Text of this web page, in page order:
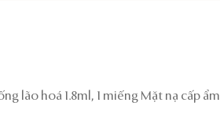
lão hoá 1.8ml, 1 miếng Mặt nạ cấp ẩm